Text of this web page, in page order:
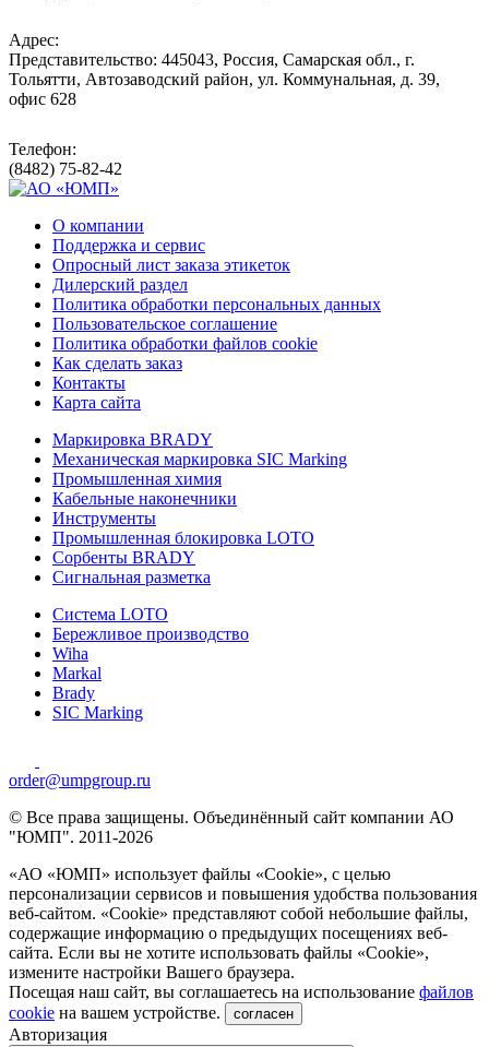
Адрес:
Представительство: 445043, Россия, Самарская обл., г.
Тольятти, Автозаводский район, ул. Коммунальная, д. 39,
офис 628
Телефон:
(8482) 75-82-42
О компании
Поддержка и сервис
Опросный лист заказа этикеток
Дилерский раздел
Политика обработки персональных данных
Пользовательское соглашение
Политика обработки файлов cookie
Как сделать заказ
Контакты
Карта сайта
Маркировка BRADY
Механическая маркировка SIC Marking
Промышленная химия
Кабельные наконечники
Инструменты
Промышленная блокировка LOTO
Сорбенты BRADY
Сигнальная разметка
Система LOTO
Бережливое производство
Wiha
Markal
Brady
SIC Marking
order@umpgroup.ru
© Все права защищены. Объединённый сайт компании АО
"ЮМП". 2011-2026
«АО «ЮМП» использует файлы «Сookie», с целью
персонализации сервисов и повышения удобства пользования
веб-сайтом. «Cookie» представляют собой небольшие файлы,
содержащие информацию о предыдущих посещениях веб-
сайта. Если вы не хотите использовать файлы «Сookie»,
измените настройки Вашего браузера.
Посещая наш сайт, вы соглашаетесь на использование файлов
cookie на вашем устройстве. согласен
Авторизация